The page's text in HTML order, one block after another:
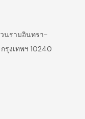
นรามอินทรา-
รุงเทพฯ 10240